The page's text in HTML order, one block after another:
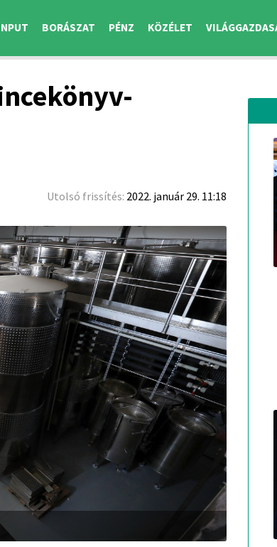
BORÁSZAT PÉNZ KÖZÉLET
Utolsó frissítés: 2022. január 29. 11:18